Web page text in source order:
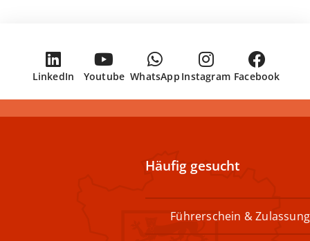
Facebook
Instagram
WhatsApp
Youtube
LinkedIn
Häufig gesucht
Führerschein & Zulassung